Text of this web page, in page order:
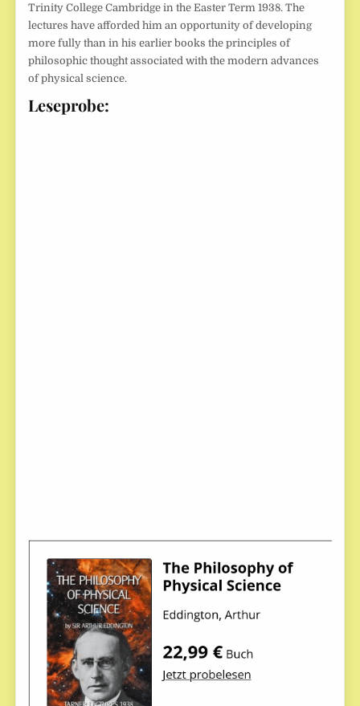
Trinity College Cambridge in the Easter Term 1938. The
lectures have afforded him an opportunity of developing
more fully than in his earlier books the principles of
philosophic thought associated with the modern advances
of physical science.
Leseprobe: